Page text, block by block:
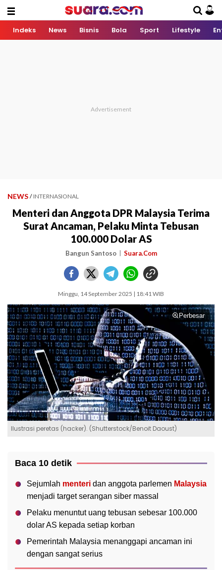
Indeks News Bisnis Bola Sport Lifestyle
NEWS / INTERNASIONAL
Menteri dan Anggota DPR Malaysia Terima
Surat Ancaman, Pelaku Minta Tebusan
100.000 Dolar AS
Bangun Santoso Suara.Com
Minggu, 14 September 2025 | 18:41 WIB
Perbesar
Ilustrasi peretas (hacker). (Shutterstock/Benoit Daoust)
Baca 10 detik
Sejumlah menteri dan anggota parlemen Malaysia
menjadi target serangan siber massal
Pelaku menuntut uang tebusan sebesar 100.000
dolar AS kepada setiap korban
Pemerintah Malaysia menanggapi ancaman ini
dengan sangat serius